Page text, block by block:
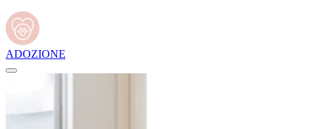
ADOZIONE